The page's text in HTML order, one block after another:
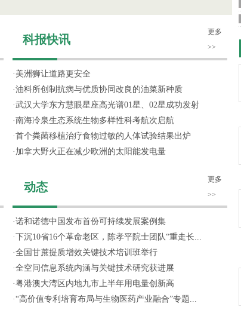
科报快讯
更多
>>
· 美洲狮让道路更安全
·油料所创制抗病与优质协同改良的油菜新种质
·武汉大学东方慧眼星座高光谱01星、02星成功发射
·南海冷泉生态系统生物多样性科考航次启航
·首个粪菌移植治疗食物过敏的人体试验结果出炉
· 加拿大野火正在减少欧洲的太阳能发电量
动态
更多
>>
·诺和诺德中国发布首份可持续发展案例集
·下沉10省16个革命老区，陈孝平院士团队“重走长...
·全国甘蔗提质增效关键技术培训班举行
·全空间信息系统内涵与关键技术研究获进展
·粤港澳大湾区内地九市上半年用电量创新高
·“高价值专利培育布局与生物医药产业融合”专题...